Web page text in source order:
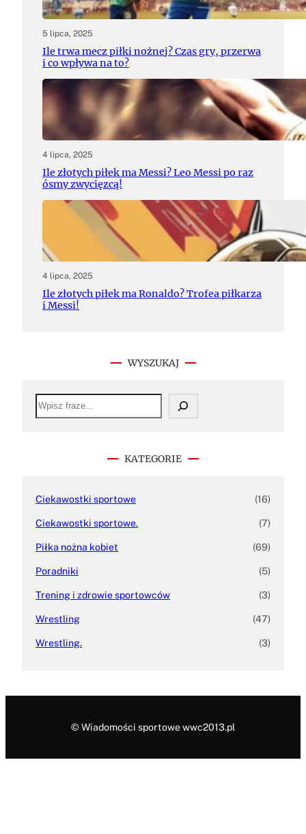
5 lipca, 2025
Ile trwa mecz piłki nożnej? Czas gry, przerwa
i co wpływa na to?
4 lipca, 2025
Ile złotych piłek ma Messi? Leo Messi po raz
ósmy zwycięzcą!
4 lipca, 2025
Ile złotych piłek ma Ronaldo? Trofea piłkarza
i Messi!
WYSZUKAJ
S
e
a
KATEGORIE
Ciekawostki sportowe (16)
Ciekawostki sportowe. (7)
Piłka nożna kobiet (69)
Poradniki (5)
Trening i zdrowie sportowców (3)
Wrestling (47)
Wrestling. (3)
© Wiadomości sportowe wwc2013.pl